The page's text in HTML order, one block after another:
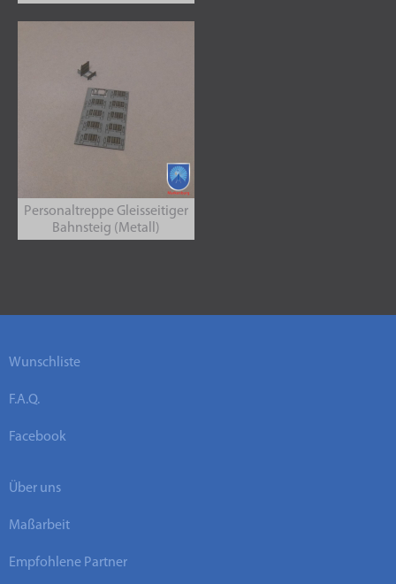
Personaltreppe Gleisseitiger
Bahnsteig (Metall)
Wunschliste
F.A.Q.
Facebook
Über uns
Maßarbeit
Empfohlene Partner